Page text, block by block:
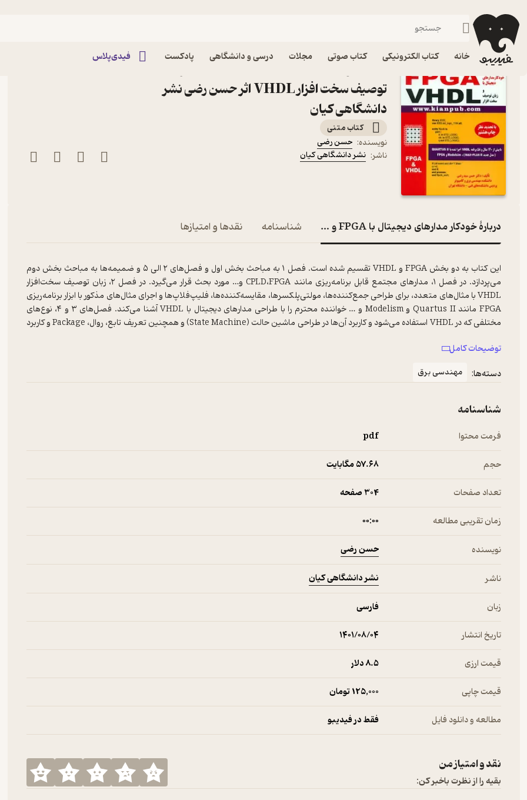
خانه کتاب الکترونیکی کتاب صوتی مجلات درسی و دانشگاهی پادکست فیدی‌پلاس
فیدیبو کتاب درسی، کتاب کمک درسی
توصیف سخت افزار VHDL اثر حسن رضی نشر
دانشگاهی کیان
کتاب متنی
نویسنده: حسن رضی
ناشر: نشر دانشگاهی کیان
دربارۀ خودکار مدارهای دیجیتال با FPGA و زبان توصیف سخت افزار VHDL شناسنامه نقدها و امتیازها
این کتاب به دو بخش FPGA و VHDL تقسیم شده است. فصل ۱ به مباحث بخش اول و فصل‌های ۲ الی ۵ و ضمیمه‌ها به مباحث بخش دوم
می‌پردازد. در فصل ۱، مدارهای مجتمع قابل برنامه‌ریزی مانند CPLD،FPGA و… مورد بحث قرار می‌گیرد. در فصل ۲، زبان توصیف سخت‌افزار
VHDL با مثال‌های متعدد، برای طراحی جمع‌کننده‌ها،‌ مولتی‌پلکسرها، مقایسه‌کننده‌ها،‌ فلیپ‌فلاپ‌ها و اجرای مثال‌های مذکور با ابزار برنامه‌ریزی
FPGA مانند Quartus II و Modelism و … خواننده محترم را با طراحی مدارهای دیجیتال با VHDL آشنا می‌کند. فصل‌های ۳ و ۴، نوع‌های
مختلفی که در VHDL استفاده می‌شود و کاربرد آن‌ها در طراحی ماشین حالت (State Machine) و همچنین تعریف تابع،‌ روال، Package و کاربرد
و به‌عنوان یک کتاب مرجع FPGA و VHDL در اختیار متخصصان و علاقه‌مندان محترم قرار گرفته است.
توضیحات کامل
دسته‌ها:
مهندسی برق
شناسنامه
فرمت محتوا pdf
حجم 57.۶۸ مگابایت
تعداد صفحات 304 صفحه
زمان تقریبی مطالعه ۰۰:۰۰
نویسنده حسن رضی
ناشر نشر دانشگاهی کیان
زبان فارسی
تاریخ انتشار ۱۴۰۱/۰۸/۰۴
قیمت ارزی 8.۵ دلار
قیمت چاپی 125,000 تومان
مطالعه و دانلود فایل فقط در فیدیبو
نقد و امتیاز من
بقیه را از نظرت باخبر کن: